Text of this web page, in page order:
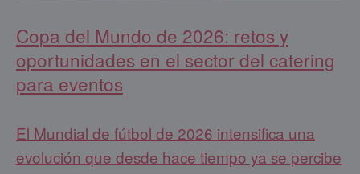
Copa del Mundo de 2026: retos y
oportunidades en el sector del catering
para eventos
El Mundial de fútbol de 2026 intensifica una
evolución que desde hace tiempo ya se percibe